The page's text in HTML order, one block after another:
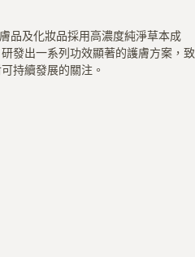
品及化妝品採用高濃度純淨草本成
發出一系列功效顯著的護膚方案，致
持續發展的關注。